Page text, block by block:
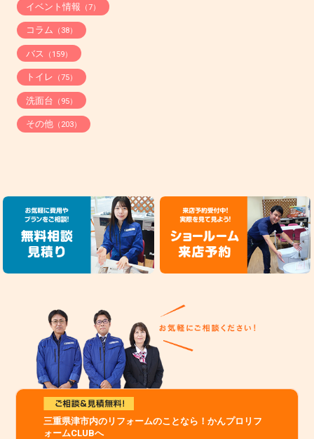
イベント情報 （7）
コラム （38）
バス （159）
トイレ （75）
洗面台 （95）
その他（203）
三重県津市内のリフォームのことなら！かんプロリフ
ォームCLUBへ